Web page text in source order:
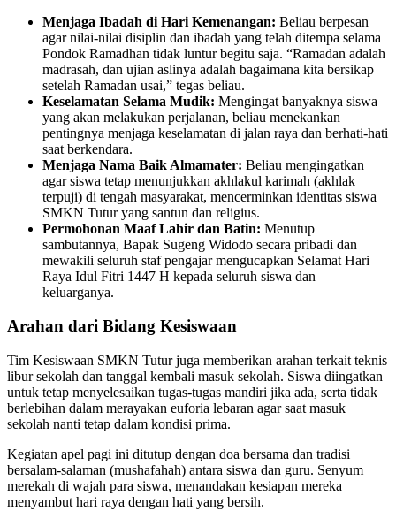
Menjaga Ibadah di Hari Kemenangan: Beliau berpesan
agar nilai-nilai disiplin dan ibadah yang telah ditempa selama
Pondok Ramadhan tidak luntur begitu saja. “Ramadan adalah
madrasah, dan ujian aslinya adalah bagaimana kita bersikap
setelah Ramadan usai,” tegas beliau.
Keselamatan Selama Mudik: Mengingat banyaknya siswa
yang akan melakukan perjalanan, beliau menekankan
pentingnya menjaga keselamatan di jalan raya dan berhati-hati
saat berkendara.
Menjaga Nama Baik Almamater: Beliau mengingatkan
agar siswa tetap menunjukkan akhlakul karimah (akhlak
terpuji) di tengah masyarakat, mencerminkan identitas siswa
SMKN Tutur yang santun dan religius.
Permohonan Maaf Lahir dan Batin: Menutup
sambutannya, Bapak Sugeng Widodo secara pribadi dan
mewakili seluruh staf pengajar mengucapkan Selamat Hari
Raya Idul Fitri 1447 H kepada seluruh siswa dan
keluarganya.
Arahan dari Bidang Kesiswaan
Tim Kesiswaan SMKN Tutur juga memberikan arahan terkait teknis
libur sekolah dan tanggal kembali masuk sekolah. Siswa diingatkan
untuk tetap menyelesaikan tugas-tugas mandiri jika ada, serta tidak
berlebihan dalam merayakan euforia lebaran agar saat masuk
sekolah nanti tetap dalam kondisi prima.
Kegiatan apel pagi ini ditutup dengan doa bersama dan tradisi
bersalam-salaman (mushafahah) antara siswa dan guru. Senyum
merekah di wajah para siswa, menandakan kesiapan mereka
menyambut hari raya dengan hati yang bersih.